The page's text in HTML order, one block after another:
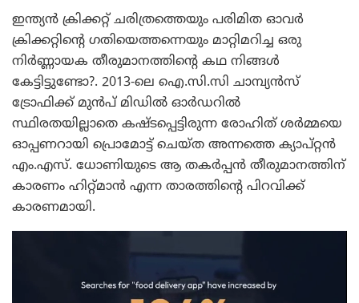
ഇന്ത്യൻ ക്രിക്കറ്റ് ചരിത്രത്തെയും പരിമിത ഓവർ
ക്രിക്കറ്റിന്റെ ഗതിയെത്തന്നെയും മാറ്റിമറിച്ച ഒരു
നിർണ്ണായക തീരുമാനത്തിന്റെ കഥ നിങ്ങൾ
കേട്ടിട്ടുണ്ടോ?. 2013-ലെ ഐ.സി.സി ചാമ്പ്യൻസ്
ട്രോഫിക്ക് മുൻപ് മിഡിൽ ഓർഡറിൽ
സ്ഥിരതയില്ലാതെ കഷ്ടപ്പെട്ടിരുന്ന രോഹിത് ശർമ്മയെ
ഓപ്പണറായി പ്രൊമോട്ട് ചെയ്ത അന്നത്തെ ക്യാപ്റ്റൻ
എം.എസ്. ധോണിയുടെ ആ തകർപ്പൻ തീരുമാനത്തിന്
കാരണം ഹിറ്റ്മാൻ എന്ന താരത്തിന്റെ പിറവിക്ക്
കാരണമായി.